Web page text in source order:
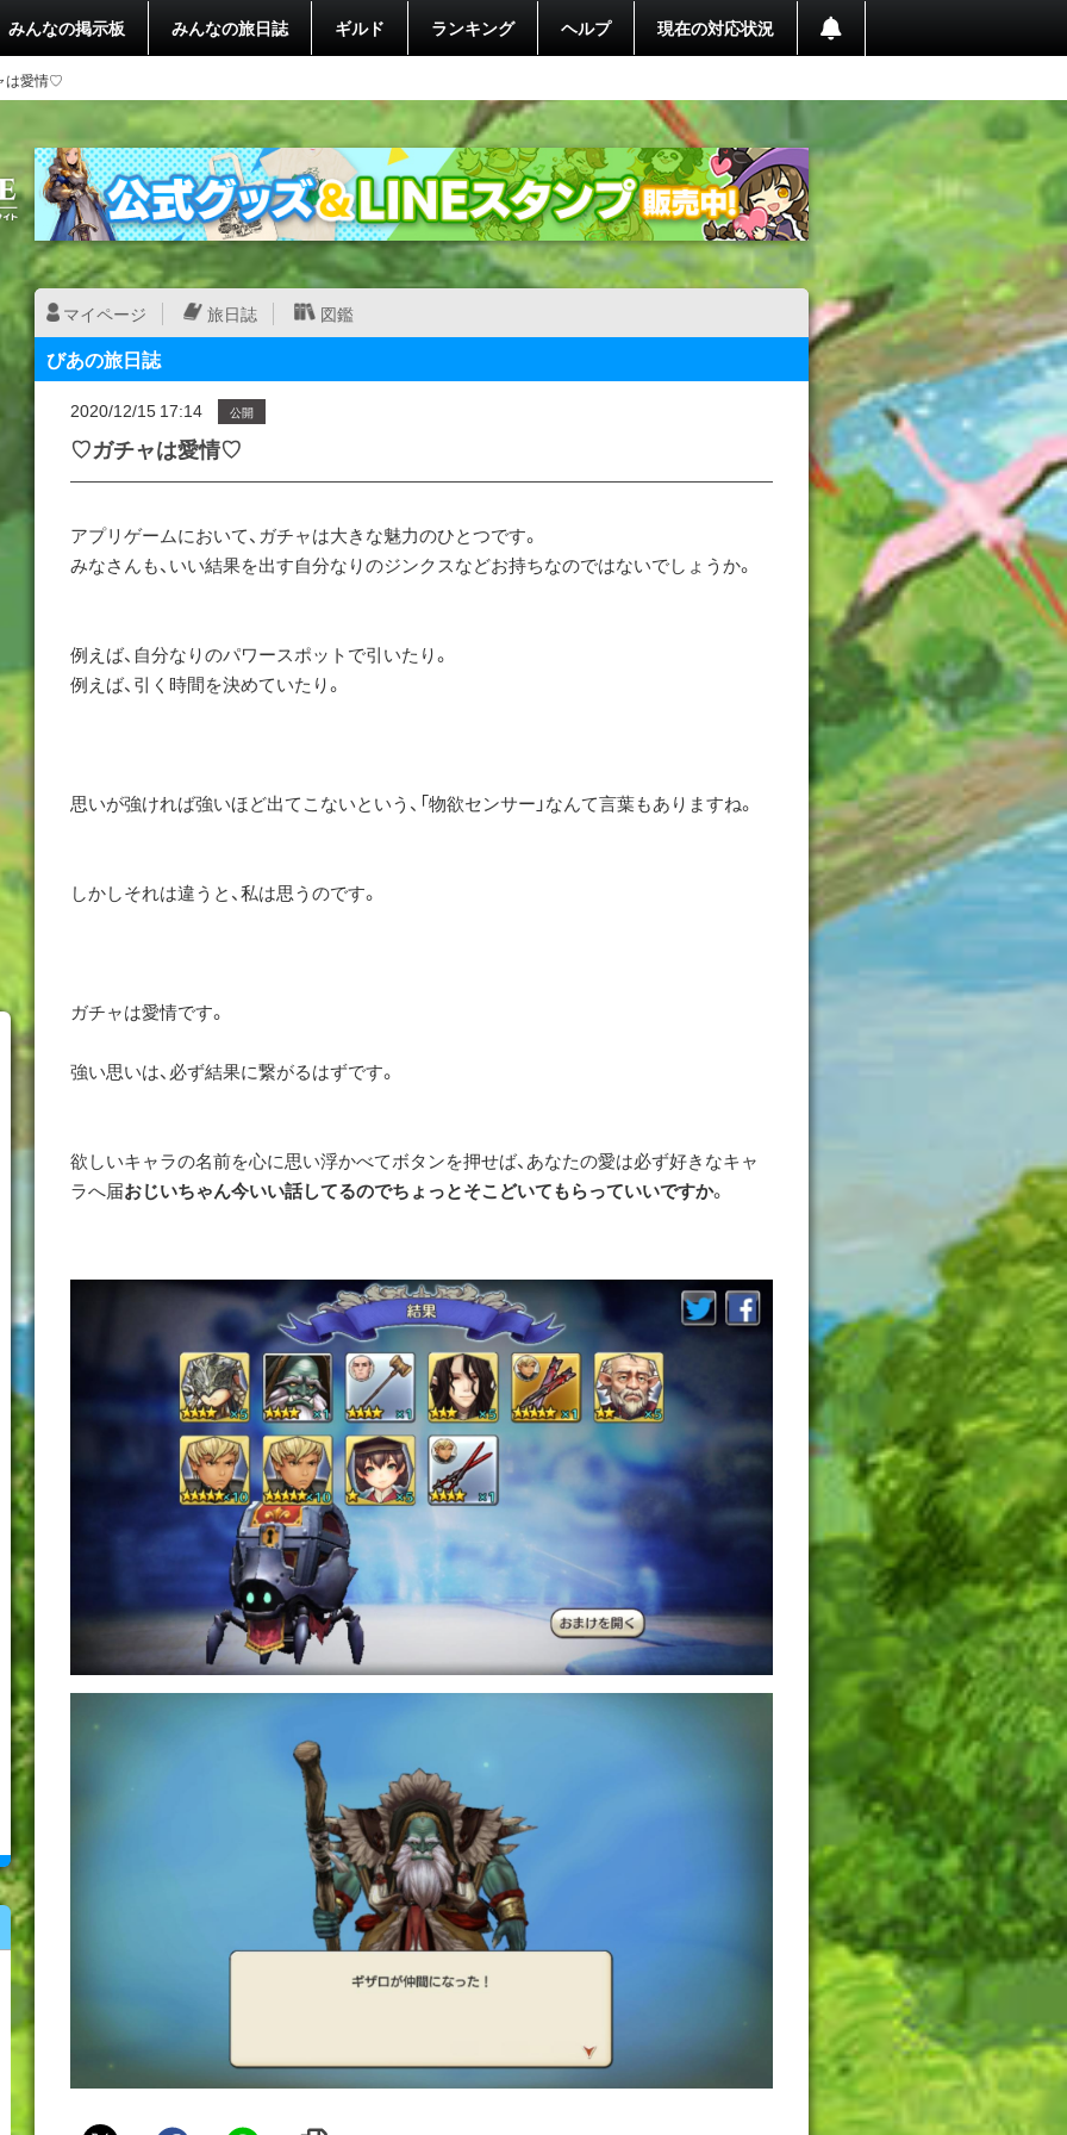
みんなの掲示板 みんなの旅日誌 ギルド ランキング ヘルプ 現在の対応状況
は愛情♡
マイページ 旅日誌 図鑑
びあの旅日誌
2020/12/15 17:14 公開
♡ガチャは愛情♡
アプリゲームにおいて、ガチャは大きな魅力のひとつです。
みなさんも、いい結果を出す自分なりのジンクスなどお持ちなのではないでしょうか。
例えば、自分なりのパワースポットで引いたり。
例えば、引く時間を決めていたり。
思いが強ければ強いほど出てこないという、「物欲センサー」なんて言葉もありますね。
しかしそれは違うと、私は思うのです。
ガチャは愛情です。
強い思いは、必ず結果に繋がるはずです。
欲しいキャラの名前を心に思い浮かべてボタンを押せば、あなたの愛は必ず好きなキャ
ラへ届おじいちゃん今いい話してるのでちょっとそこどいてもらっていいですか。